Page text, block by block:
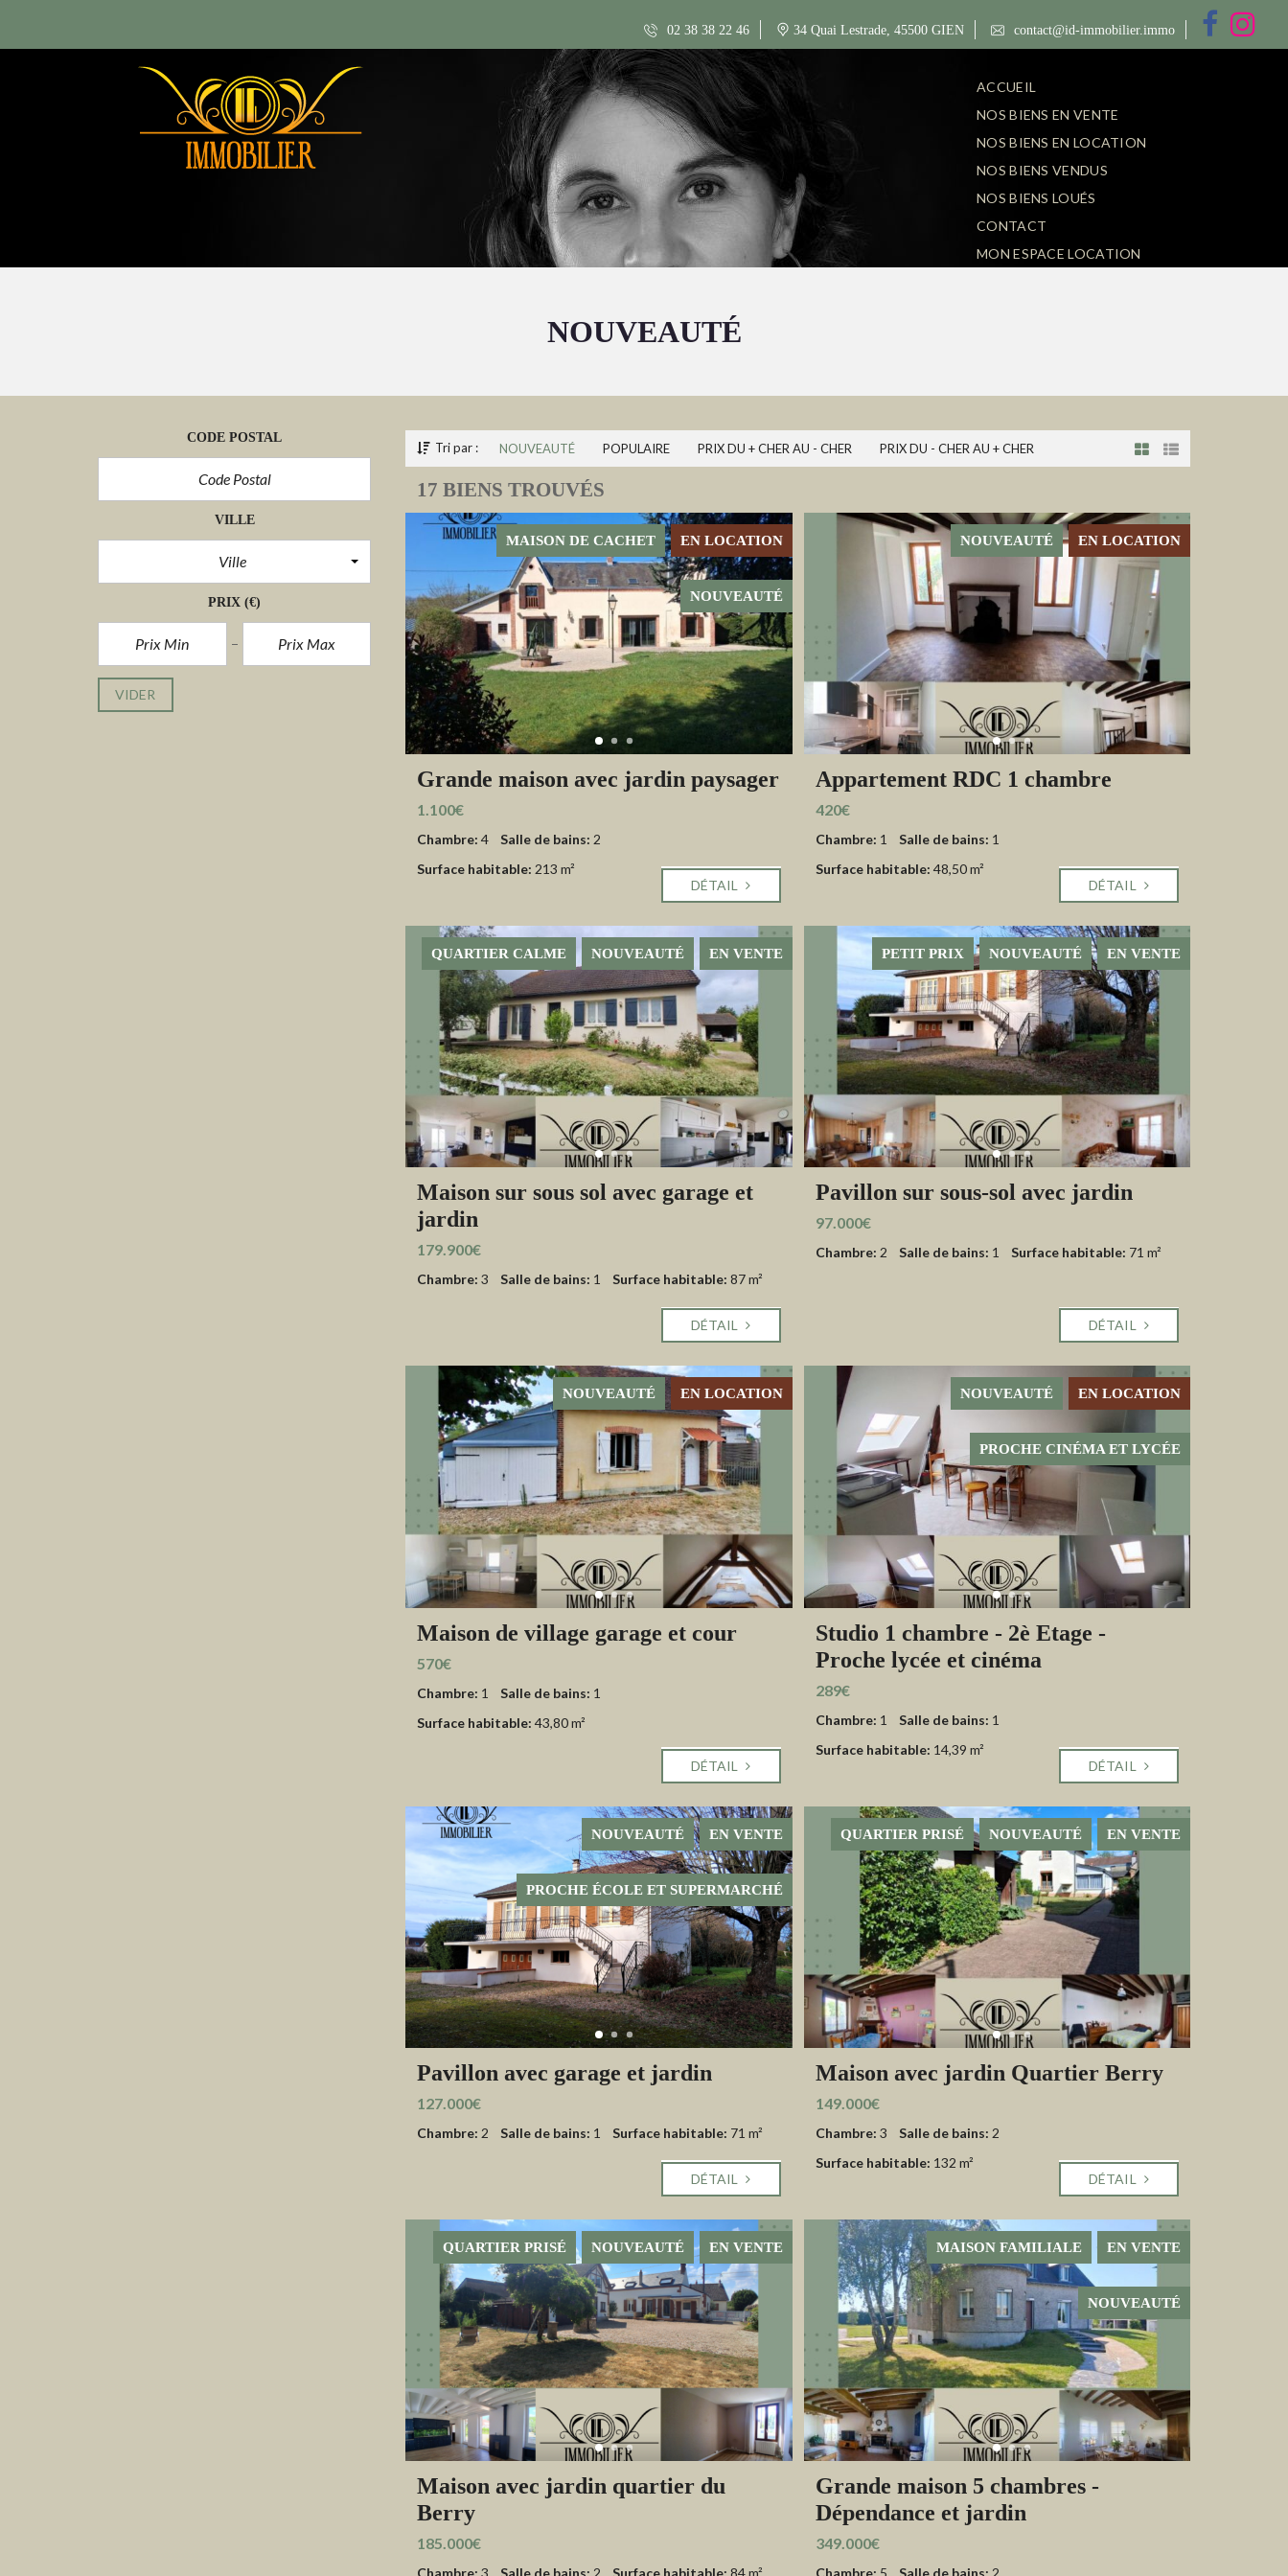
02 38 38 22 46 34 Quai Lestrade, 45500 GIEN contact@id-immobilier.immo
ACCUEIL
NOS BIENS EN VENTE
NOS BIENS EN LOCATION
NOS BIENS VENDUS
NOS BIENS LOUÉS
CONTACT
MON ESPACE LOCATION
NOUVEAUTÉ
CODE POSTAL
VILLE
Ville
PRIX (€)
VIDER
Tri par : NOUVEAUTÉ POPULAIRE PRIX DU + CHER AU - CHER PRIX DU - CHER AU + CHER
17 BIENS TROUVÉS
EN LOCATION
MAISON DE CACHET
NOUVEAUTÉ
Grande maison avec jardin paysager
1.100€
Chambre: 4 Salle de bains: 2
Surface habitable: 213 m²
DÉTAIL
EN LOCATION
NOUVEAUTÉ
Appartement RDC 1 chambre
420€
Chambre: 1 Salle de bains: 1
Surface habitable: 48,50 m²
DÉTAIL
EN VENTE
NOUVEAUTÉ
QUARTIER CALME
Maison sur sous sol avec garage et
jardin
179.900€
Chambre: 3 Salle de bains: 1 Surface habitable: 87 m²
DÉTAIL
EN VENTE
NOUVEAUTÉ
PETIT PRIX
Pavillon sur sous-sol avec jardin
97.000€
Chambre: 2 Salle de bains: 1 Surface habitable: 71 m²
DÉTAIL
EN LOCATION
NOUVEAUTÉ
Maison de village garage et cour
570€
Chambre: 1 Salle de bains: 1
Surface habitable: 43,80 m²
DÉTAIL
EN LOCATION
NOUVEAUTÉ
PROCHE CINÉMA ET LYCÉE
Studio 1 chambre - 2è Etage -
Proche lycée et cinéma
289€
Chambre: 1 Salle de bains: 1
Surface habitable: 14,39 m²
DÉTAIL
EN VENTE
NOUVEAUTÉ
PROCHE ÉCOLE ET SUPERMARCHÉ
Pavillon avec garage et jardin
127.000€
Chambre: 2 Salle de bains: 1 Surface habitable: 71 m²
DÉTAIL
EN VENTE
NOUVEAUTÉ
QUARTIER PRISÉ
Maison avec jardin Quartier Berry
149.000€
Chambre: 3 Salle de bains: 2
Surface habitable: 132 m²
DÉTAIL
EN VENTE
NOUVEAUTÉ
QUARTIER PRISÉ
Maison avec jardin quartier du
Berry
185.000€
Chambre: 3 Salle de bains: 2 Surface habitable: 84 m²
EN VENTE
MAISON FAMILIALE
NOUVEAUTÉ
Grande maison 5 chambres -
Dépendance et jardin
349.000€
Chambre: 5 Salle de bains: 2